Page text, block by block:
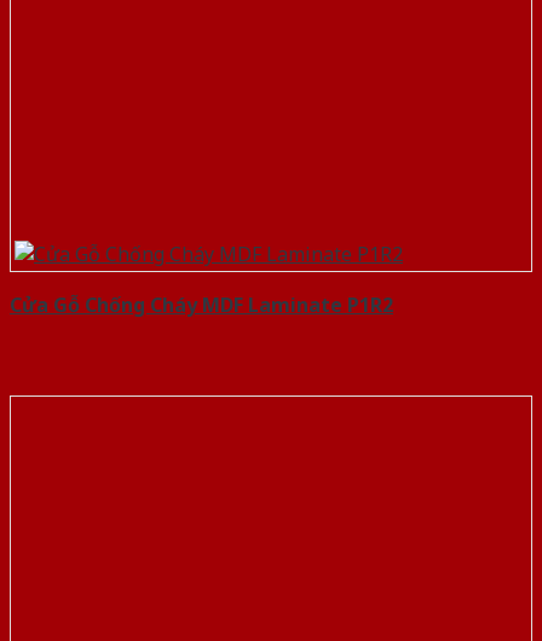
Cửa Gỗ Chống Cháy MDF Laminate P1R2